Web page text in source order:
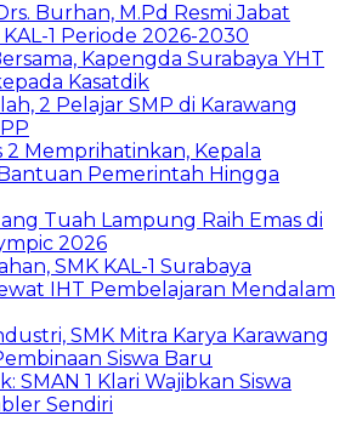
Burhan, M.Pd Resmi Jabat
1 Periode 2026-2030
Kapengda Surabaya YHT
Kasatdik
2 Pelajar SMP di Karawang
2 Memprihatinkan, Kepala
Pemerintah Hingga
Tuah Lampung Raih Emas di
2026
SMK KAL-1 Surabaya
IHT Pembelajaran Mendalam
SMK Mitra Karya Karawang
Siswa Baru
SMAN 1 Klari Wajibkan Siswa
Sendiri